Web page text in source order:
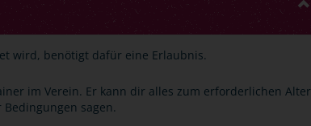
wird, benötigt dafür eine Erlaubnis.
im Verein. Er kann dir alles zum erforderlichen Alter
sagen.